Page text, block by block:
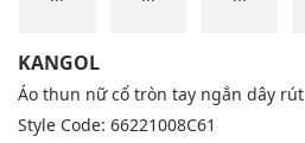
KANGOL
Áo thun nữ cổ tròn tay ngắn dây rút
Style Code: 66221008C61